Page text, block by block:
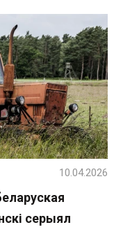
серыял
10.04.2026